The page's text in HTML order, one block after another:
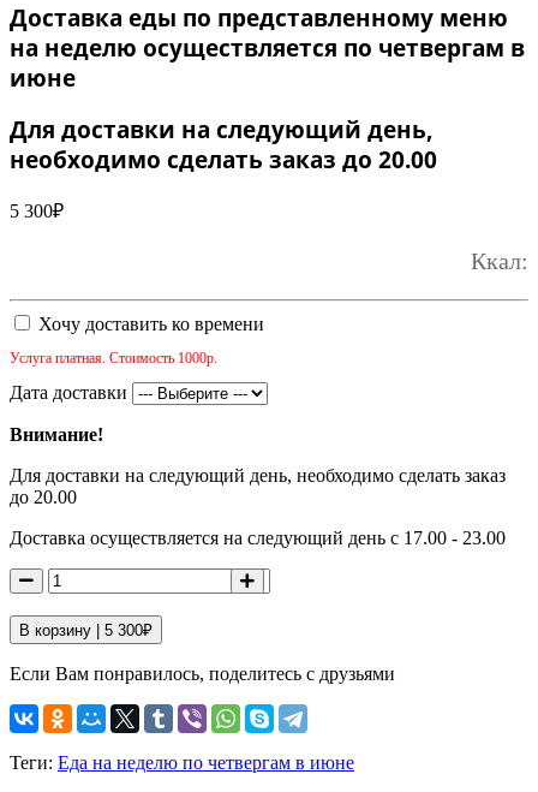
Доставка еды по представленному меню
на неделю осуществляется по четвергам в
июне
Для доставки на следующий день,
необходимо сделать заказ до 20.00
5 300₽
Ккал:
Хочу доставить ко времени
Услуга платная. Стоимость 1000р.
Дата доставки
Внимание!
Для доставки на следующий день, необходимо сделать заказ
до 20.00
Доставка осуществляется на следующий день с 17.00 - 23.00
В корзину | 5 300₽
Если Вам понравилось, поделитесь с друзьями
Теги: Еда на неделю по четвергам в июне